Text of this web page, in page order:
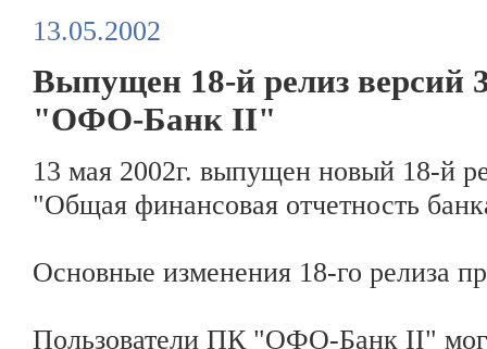
13.05.2002
Выпущен 18-й релиз версий
"ОФО-Банк II"
13 мая 2002г. выпущен новый 18-й
"Общая финансовая отчетность
Основные изменения 18-го релиза
Пользователи ПК "ОФО-Банк II"